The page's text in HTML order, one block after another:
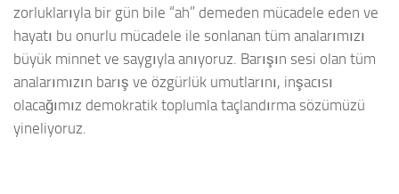
zorluklarıyla bir gün bile “ah” demeden mücadele eden ve
hayatı bu onurlu mücadele ile sonlanan tüm analarımızı
büyük minnet ve saygıyla anıyoruz. Barışın sesi olan tüm
analarımızın barış ve özgürlük umutlarını, inşacısı
olacağımız demokratik toplumla taçlandırma sözümüzü
yineliyoruz.